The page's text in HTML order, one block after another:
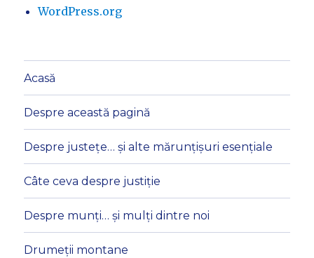
WordPress.org
Acasă
Despre această pagină
Despre justețe… și alte mărunțișuri esențiale
Câte ceva despre justiție
Despre munți… și mulți dintre noi
Drumeții montane